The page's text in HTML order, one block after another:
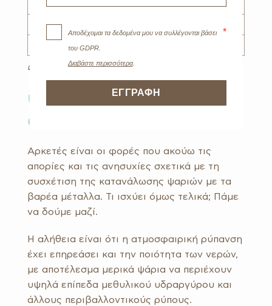
Μύδια
Ω-3 λιπαρά οξέρα θαλασσινών ανά 100γρ.
Ψάρια και βαρέα μέταλλα: τι
συμβαίνει;
Αρκετές είναι οι φορές που ακούω τις
απορίες και τις ανησυχίες σχετικά με τη
συσχέτιση της κατανάλωσης ψαριών με τα
βαρέα μέταλλα. Τι ισχύει όμως τελικά; Πάμε
να δούμε μαζί.
Η αλήθεια είναι ότι η ατμοσφαιρική ρύπανση
έχει επηρεάσει και την ποιότητα των νερών,
με αποτέλεσμα μερικά ψάρια να περιέχουν
υψηλά επίπεδα μεθυλικού υδραργύρου και
άλλους περιβαλλοντικούς ρύπους.
Είσαι πιο κοντά από ό,τι πιστεύεις!
ΕΓΓΡΑΦΗ